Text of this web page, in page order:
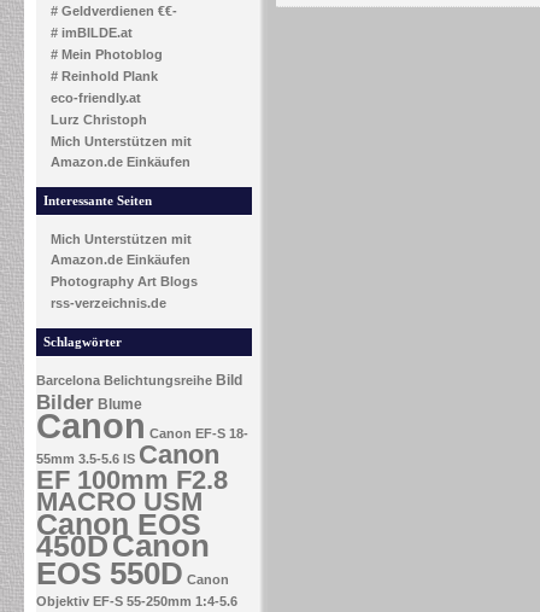
# Geldverdienen €€-
# imBILDE.at
# Mein Photoblog
# Reinhold Plank
eco-friendly.at
Lurz Christoph
Mich Unterstützen mit
Amazon.de Einkäufen
Interessante Seiten
Mich Unterstützen mit
Amazon.de Einkäufen
Photography Art Blogs
rss-verzeichnis.de
Schlagwörter
Barcelona Belichtungsreihe Bild
Bilder Blume
Canon Canon EF-S 18-
55mm 3.5-5.6 IS Canon
EF 100mm F2.8
MACRO USM
Canon EOS
450DCanon
EOS 550D Canon
Objektiv EF-S 55-250mm 1:4-5.6